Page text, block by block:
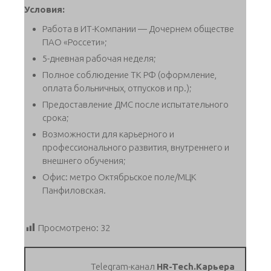
Условия:
Работа в ИТ-Компании — Дочернем обществе
ПАО «Россети»;
5-дневная рабочая неделя;
Полное соблюдение ТК РФ (оформление,
оплата больничных, отпусков и пр.);
Предоставление ДМС после испытательного
срока;
Возможности для карьерного и
профессионального развития, внутреннего и
внешнего обучения;
Офис: метро Октябрьское поле/МЦК
Панфиловская.
Просмотрено: 32
Telegram-канал HR-Tech.Карьера